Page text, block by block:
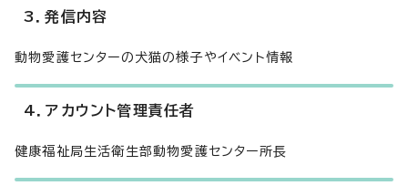
3．発信内容
動物愛護センターの犬猫の様子やイベント情報
4．アカウント管理責任者
健康福祉局生活衛生部動物愛護センター所長